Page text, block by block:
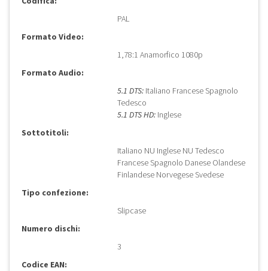
PAL
Formato Video:
1,78:1 Anamorfico 1080p
Formato Audio:
5.1 DTS: Italiano Francese Spagnolo
Tedesco
5.1 DTS HD: Inglese
Sottotitoli:
Italiano NU Inglese NU Tedesco
Francese Spagnolo Danese Olandese
Finlandese Norvegese Svedese
Tipo confezione:
Slipcase
Numero dischi:
3
Codice EAN: